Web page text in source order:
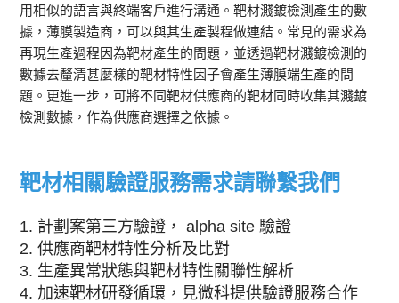
用相似的語言與終端客戶進行溝通。靶材濺鍍檢測產生的數
據，薄膜製造商，可以與其生產製程做連結。常見的需求為
再現生產過程因為靶材產生的問題，並透過靶材濺鍍檢測的
數據去釐清甚麼樣的靶材特性因子會產生薄膜端生產的問
題。更進一步，可將不同靶材供應商的靶材同時收集其濺鍍
檢測數據，作為供應商選擇之依據。
靶材相關驗證服務需求請聯繫我們
1. 計劃案第三方驗證， alpha site 驗證
2. 供應商靶材特性分析及比對
3. 生產異常狀態與靶材特性關聯性解析
4. 加速靶材研發循環，見微科提供驗證服務合作